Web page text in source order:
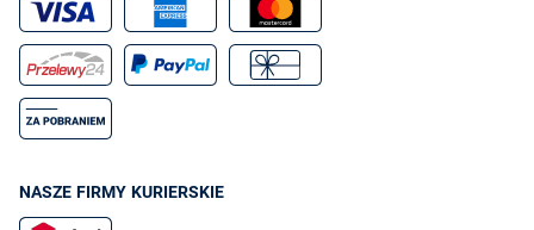
NASZE FIRMY KURIERSKIE